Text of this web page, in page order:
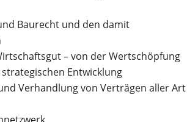
Baurecht und den damit
– von der Wertschöpfung
Entwicklung
Verhandlung von Verträgen aller Art